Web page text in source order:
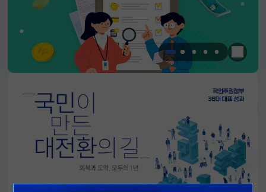
한눈에